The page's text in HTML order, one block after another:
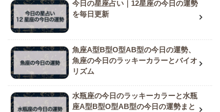
今日の星座占い｜12星座の今日の運勢
を毎日更新
魚座A型B型O型AB型の今日の運勢、
魚座の今日のラッキーカラーとバイオ
リズム
水瓶座の今日のラッキーカラーと水瓶
座A型B型O型AB型の今日の運勢まと